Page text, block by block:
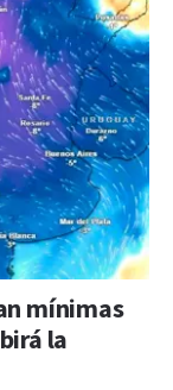
mínimas
la